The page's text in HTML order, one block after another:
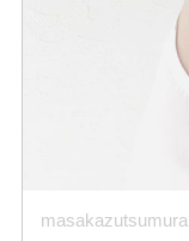
masakazutsumura